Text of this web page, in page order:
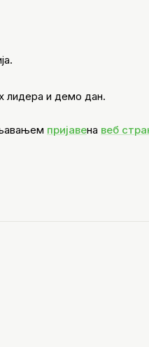
лидера и демо дан.
пријавена веб